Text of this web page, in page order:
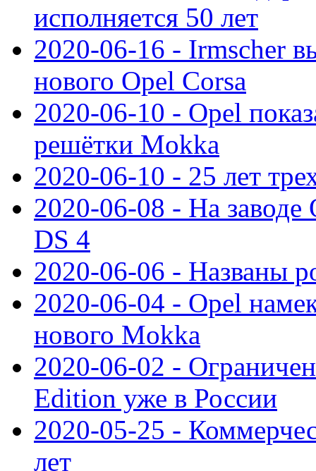
исполняется 50 лет
2020-06-16 - Irmscher
нового Opel Corsa
2020-06-10 - Opel
решётки Mokka
2020-06-10 - 25 лет
2020-06-08 - На заводе
DS 4
2020-06-06 - Названы
2020-06-04 - Opel
нового Mokka
2020-06-02 -
Edition уже в России
2020-05-25 -
лет